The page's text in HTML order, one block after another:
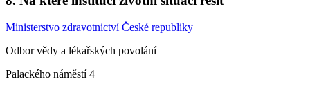
Ministerstvo zdravotnictví České republiky
Odbor vědy a lékařských povolání
Palackého náměstí 4